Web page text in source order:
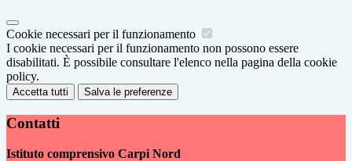
Cookie necessari per il funzionamento
I cookie necessari per il funzionamento non possono essere
disabilitati. È possibile consultare l'elenco nella pagina della cookie
policy.
Accetta tutti Salva le preferenze
Contatti
Istituto comprensivo Carpi Nord